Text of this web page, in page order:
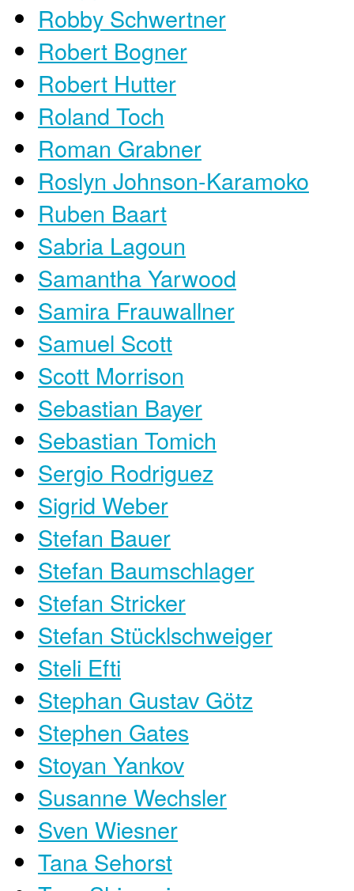
Robby Schwertner
Robert Bogner
Robert Hutter
Roland Toch
Roman Grabner
Roslyn Johnson-Karamoko
Ruben Baart
Sabria Lagoun
Samantha Yarwood
Samira Frauwallner
Samuel Scott
Scott Morrison
Sebastian Bayer
Sebastian Tomich
Sergio Rodriguez
Sigrid Weber
Stefan Bauer
Stefan Baumschlager
Stefan Stricker
Stefan Stücklschweiger
Steli Efti
Stephan Gustav Götz
Stephen Gates
Stoyan Yankov
Susanne Wechsler
Sven Wiesner
Tana Sehorst